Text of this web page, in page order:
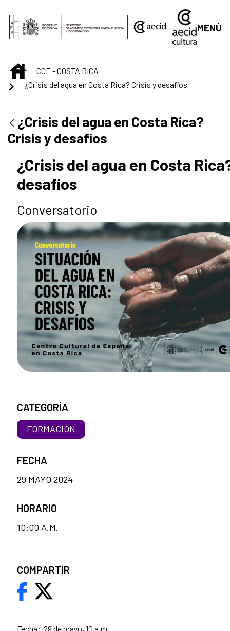
MENÚ
INICIO
CCE - COSTA RICA
¿Crisis del agua en Costa Rica? Crisis y desafíos
¿Crisis del agua en Costa Rica?
Crisis y desafíos
¿Crisis del agua en Costa
desafíos
Conversatorio
Fecha: 29 de mayo, 10 a.m.
CATEGORÍA
FORMACIÓN
FECHA
29 MAYO 2024
HORARIO
10:00 A.M.
COMPARTIR